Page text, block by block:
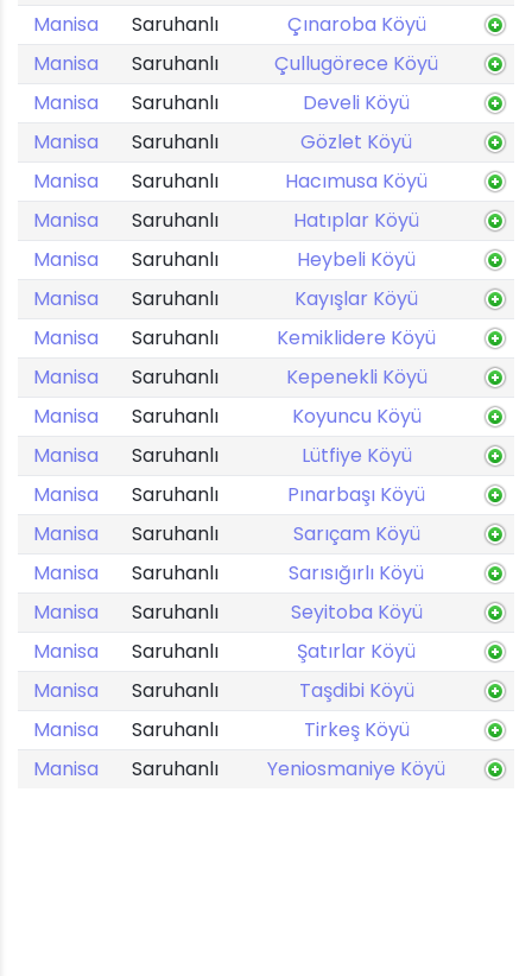
Manisa
Saruhanlı
Çınaroba Köyü
Manisa
Saruhanlı
Çullugörece Köyü
Manisa
Saruhanlı
Develi Köyü
Manisa
Saruhanlı
Gözlet Köyü
Manisa
Saruhanlı
Hacımusa Köyü
Manisa
Saruhanlı
Hatıplar Köyü
Manisa
Saruhanlı
Heybeli Köyü
Manisa
Saruhanlı
Kayışlar Köyü
Manisa
Saruhanlı
Kemiklidere Köyü
Manisa
Saruhanlı
Kepenekli Köyü
Manisa
Saruhanlı
Koyuncu Köyü
Manisa
Saruhanlı
Lütfiye Köyü
Manisa
Saruhanlı
Pınarbaşı Köyü
Manisa
Saruhanlı
Sarıçam Köyü
Manisa
Saruhanlı
Sarısığırlı Köyü
Manisa
Saruhanlı
Seyitoba Köyü
Manisa
Saruhanlı
Şatırlar Köyü
Manisa
Saruhanlı
Taşdibi Köyü
Manisa
Saruhanlı
Tirkeş Köyü
Manisa
Saruhanlı Yeniosmaniye Köyü